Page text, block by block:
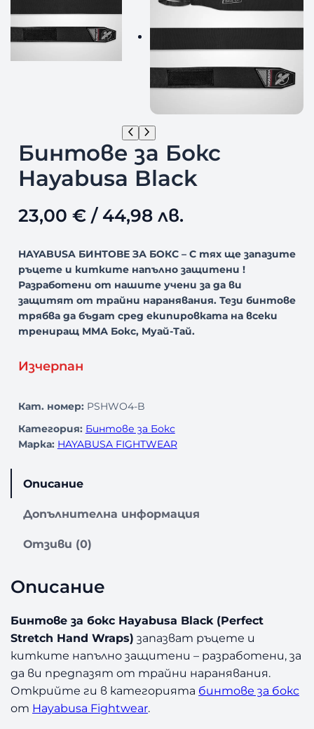
Бинтове за Бокс
Hayabusa Black
23,00 €/ 44,98 лв.
HAYABUSA БИНТОВЕ ЗА БОКС – С тях ще запазите
ръцете и китките напълно защитени !
Разработени от нашите учени за да ви
защитят от трайни наранявания. Тези бинтове
трябва да бъдат сред екипировката на всеки
трениращ ММА Бокс, Муай-Тай.
Изчерпан
Кат. номер: PSHWO4-B
Категория: Бинтове за Бокс
Марка: HAYABUSA FIGHTWEAR
Описание
Допълнителна информация
Отзиви (0)
Описание
Бинтове за бокс Hayabusa Black (Perfect
Stretch Hand Wraps) запазват ръцете и
китките напълно защитени – разработени, за
да ви предпазят от трайни наранявания.
Открийте ги в категорията бинтове за бокс
от Hayabusa Fightwear.